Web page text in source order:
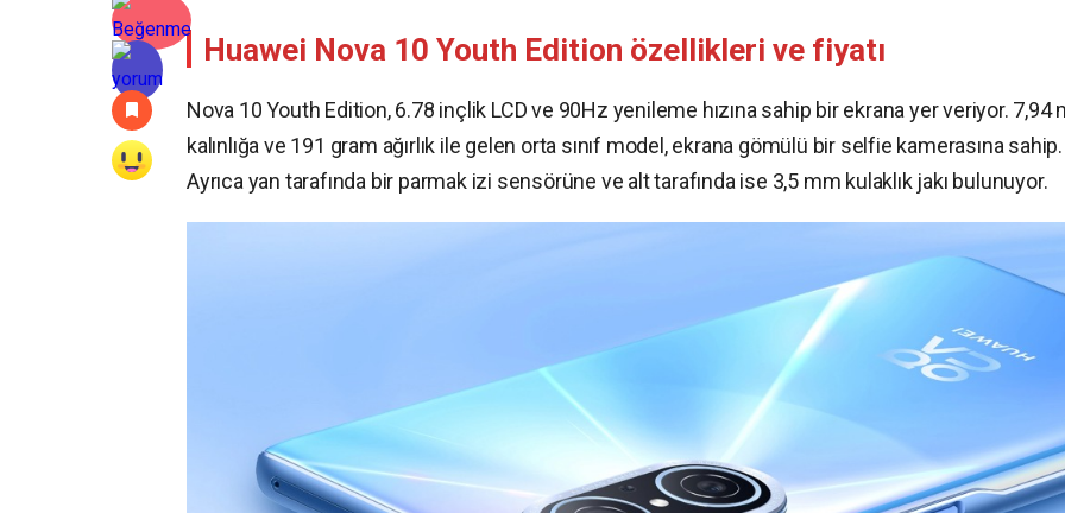
Huawei Nova 10 Youth Edition özellikleri ve fiyatı
Nova 10 Youth Edition, 6.78 inçlik LCD ve 90Hz yenileme hızına sahip bir ekrana yer veriyor. 7,94
kalınlığa ve 191 gram ağırlık ile gelen orta sınıf model, ekrana gömülü bir selfie kamerasına sahip.
Ayrıca yan tarafında bir parmak izi sensörüne ve alt tarafında ise 3,5 mm kulaklık jakı bulunuyor.